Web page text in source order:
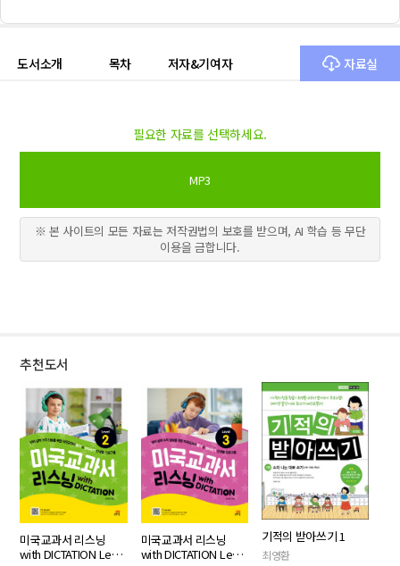
도서소개 목차 저자&기여자 자료실
필요한 자료를 선택하세요.
MP3
※ 본 사이트의 모든 자료는 저작권법의 보호를 받으며, AI 학습 등 무단
이용을 금합니다.
추천도서
미국교과서 리스닝
with DICTATION Level
미국교과서 리스닝
with DICTATION Level
기적의 받아쓰기 1
최영환